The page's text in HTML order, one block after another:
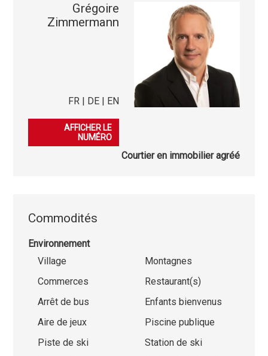
Grégoire
Zimmermann
FR | DE | EN
079 276 23 45
AFFICHER LE
NUMÉRO
Courtier en immobilier agréé
Commodités
Environnement
Village
Montagnes
Commerces
Restaurant(s)
Arrêt de bus
Enfants bienvenus
Aire de jeux
Piscine publique
Piste de ski
Station de ski